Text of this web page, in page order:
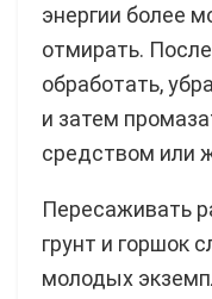
энергии более
отмирать.
обработать,
и затем
средством или
Пересаживать
грунт и горшок
молодых